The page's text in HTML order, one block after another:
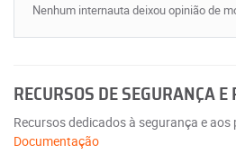
Nenhum internauta deixou opinião de
RECURSOS DE SEGURANÇA E
Recursos dedicados à segurança e
Documentação